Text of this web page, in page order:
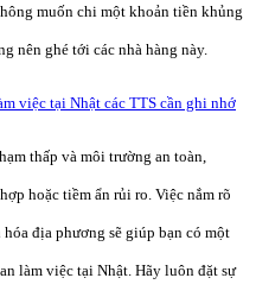
muốn chi một khoản tiền khủng
nên ghé tới các nhà hàng này.
việc tại Nhật các TTS cần ghi nhớ
thấp và môi trường an toàn,
hoặc tiềm ẩn rủi ro. Việc nắm rõ
địa phương sẽ giúp bạn có một
làm việc tại Nhật. Hãy luôn đặt sự